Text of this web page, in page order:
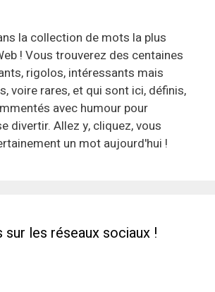
la collection de mots la plus
! Vous trouverez des centaines
rigolos, intéressants mais
voire rares, et qui sont ici, définis,
avec humour pour
divertir. Allez y, cliquez, vous
un mot aujourd'hui !
sur les réseaux sociaux !